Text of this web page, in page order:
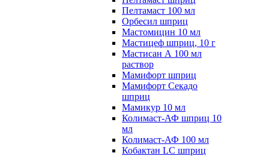
Пелтамаст 100 мл
Орбесил шприц
Мастомицин 10 мл
Мастицеф шприц, 10 г
Мастисан А 100 мл
раствор
Мамифорт шприц
Мамифорт Секадо
шприц
Мамикур 10 мл
Колимаст-АФ шприц 10
мл
Колимаст-АФ 100 мл
Кобактан LC шприц